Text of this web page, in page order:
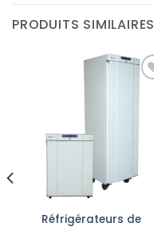
PRODUITS SIMILAIRES
Réfrigérateurs de